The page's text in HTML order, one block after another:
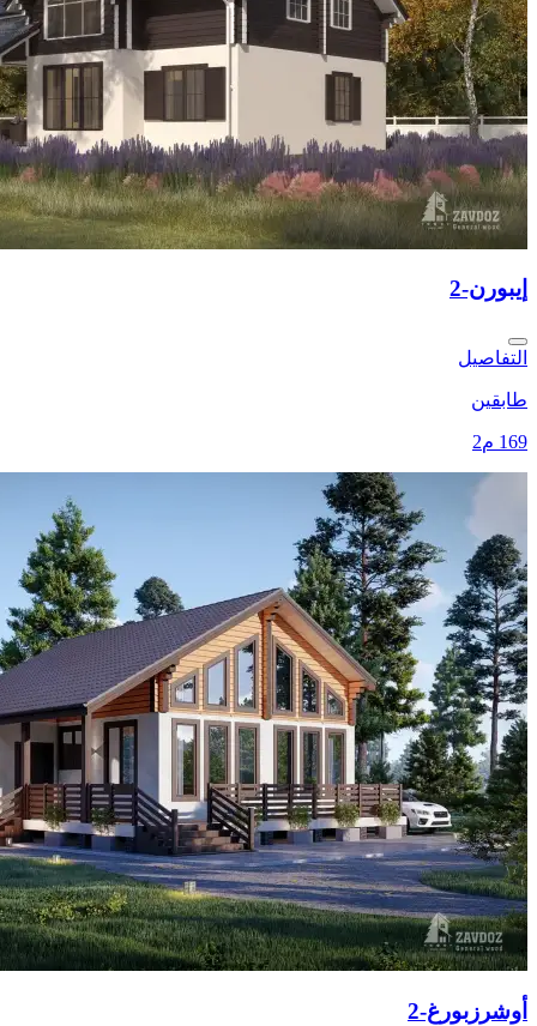
إيبورن-2
التفاصيل
طابقين
169 م2
أوشرزبورغ-2